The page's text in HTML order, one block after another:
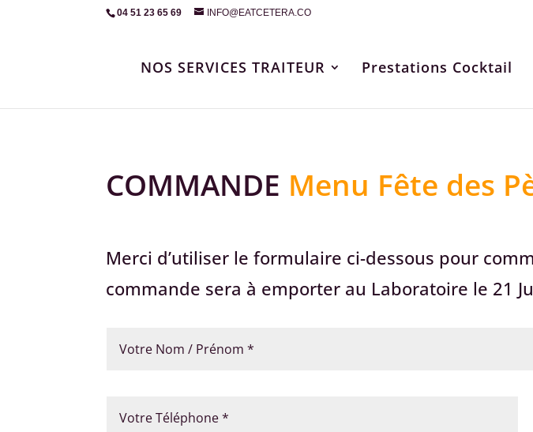
04 51 23 65 69 INFO@EATCETERA.CO
NOS SERVICES TRAITEUR Prestations Cocktail
COMMANDE Menu Fête des
Merci d’utiliser le formulaire ci-dessous pour
commande sera à emporter au Laboratoire le 21